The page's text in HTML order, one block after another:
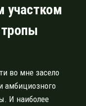
во мне засело
амбициозного
И наиболее